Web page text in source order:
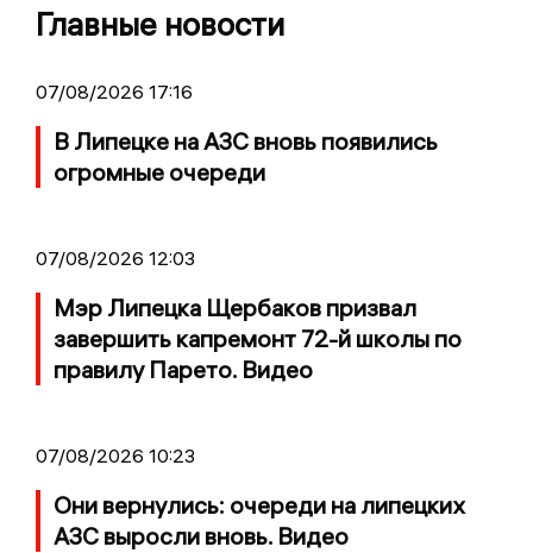
Главные новости
07/08/2026 17:16
В Липецке на АЗС вновь появились
огромные очереди
07/08/2026 12:03
Мэр Липецка Щербаков призвал
завершить капремонт 72-й школы по
правилу Парето. Видео
07/08/2026 10:23
Они вернулись: очереди на липецких
АЗС выросли вновь. Видео